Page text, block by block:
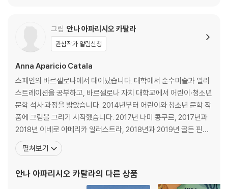
그림 안나 아파리시오 카탈라
관심작가 알림신청
Anna Aparicio Catala
스페인의 바르셀로나에서 태어났습니다. 대학에서 순수미술과 일러
스트레이션을 공부하고, 바르셀로나 자치 대학교에서 어린이·청소년
문학 석사 과정을 밟았습니다. 2014년부터 어린이와 청소년 문학 작
품에 그림을 그리기 시작했습니다. 2017년 나미 콩쿠르, 2017년과
2018년 이베로 아메리카 일러스트라, 2018년과 2019년 골든 핀휠
영 일러스트레이터, 2019년 루카 주니어 콩쿠르 등에서 상을 받았
고, 2021년 볼로냐국제아동도서전에서 ‘올해의 일러스트레이터’로
『같이』, 『쉿!』, 『끝까지 제대로』, 『흔해
펼쳐보기
안나 아파리시오 카탈라의 다른 상품